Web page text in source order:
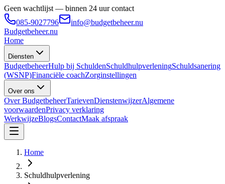
Geen wachtlijst — binnen 24 uur contact
085-9027796
info@budgetbeheer.nu
Budgetbeheer.nu
Home
Diensten
BudgetbeheerHulp bij SchuldenSchuldhulpverleningSchuldsanering
(WSNP)Financiële coachZorginstellingen
Over ons
Over BudgetbeheerTarievenDienstenwijzerAlgemene
voorwaardenPrivacy verklaring
WerkwijzeBlogsContactMaak afspraak
Home
Schuldhulpverlening